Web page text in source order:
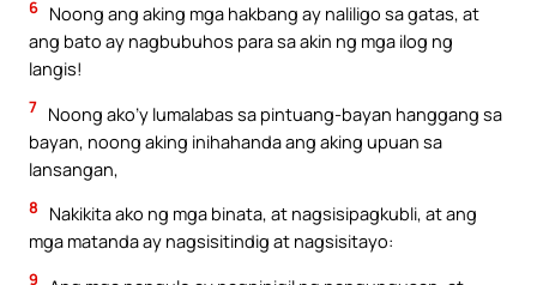
6 Noong ang aking mga hakbang ay naliligo sa gatas, at
ang bato ay nagbubuhos para sa akin ng mga ilog ng
langis!
7 Noong ako’y lumalabas sa pintuang-bayan hanggang sa
bayan, noong aking inihahanda ang aking upuan sa
lansangan,
8
Nakikita ako ng mga binata, at nagsisipagkubli, at ang
mga matanda ay nagsisitindig at nagsisitayo:
9